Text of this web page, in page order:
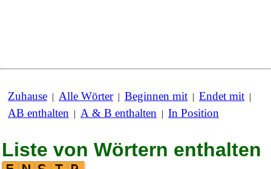
Zuhause | Alle Wörter| Beginnen mit | Endet mit |
AB enthalten | A & B enthalten | In Position
Liste von Wörtern enthalten